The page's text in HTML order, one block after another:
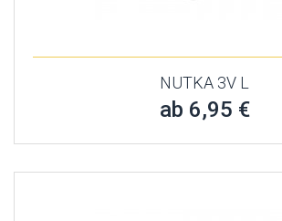
NUTKA 3V L
ab 6,95 €